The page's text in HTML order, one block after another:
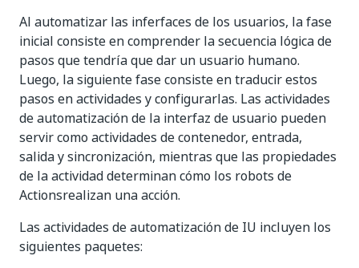
Al automatizar las inferfaces de los usuarios, la fase
inicial consiste en comprender la secuencia lógica de
pasos que tendría que dar un usuario humano.
Luego, la siguiente fase consiste en traducir estos
pasos en actividades y configurarlas. Las actividades
de automatización de la interfaz de usuario pueden
servir como actividades de contenedor, entrada,
salida y sincronización, mientras que las propiedades
de la actividad determinan cómo los robots de
Actionsrealizan una acción.
Las actividades de automatización de IU incluyen los
siguientes paquetes: